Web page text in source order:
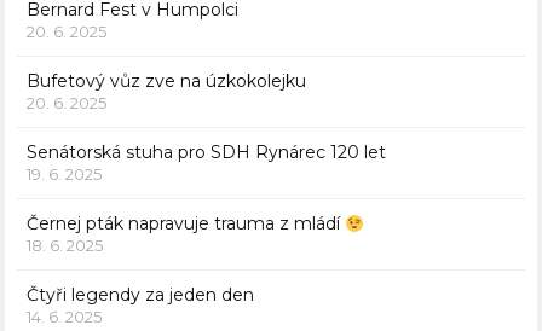
Bernard Fest v Humpolci
20. 6. 2025
Bufetový vůz zve na úzkokolejku
20. 6. 2025
Senátorská stuha pro SDH Rynárec 120 let
19. 6. 2025
Černej pták napravuje trauma z mládí
18. 6. 2025
Čtyři legendy za jeden den
14. 6. 2025